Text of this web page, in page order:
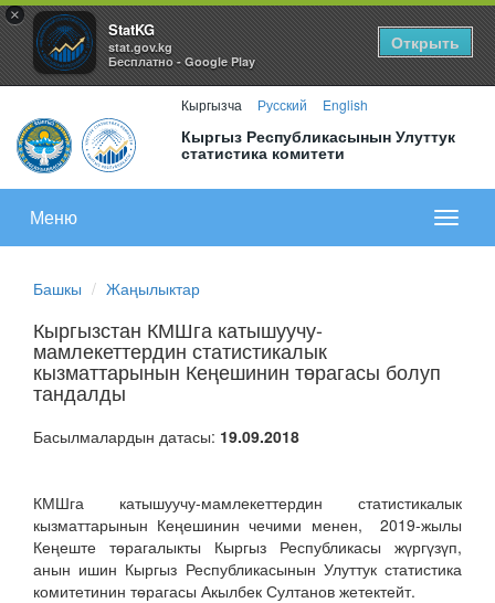
×
StatKG
stat.gov.kg
Бесплатно - Google Play
Открыть
Кыргызча Русский English
Кыргыз Республикасынын Улуттук
статистика комитети
меню
Меню
Башкы Жаңылыктар
Кыргызстан КМШга катышуучу-
мамлекеттердин статистикалык
кызматтарынын Кеңешинин төрагасы болуп
тандалды
Басылмалардын датасы: 19.09.2018
КМШга катышуучу-мамлекеттердин статистикалык
кызматтарынын Кеңешинин чечими менен, 2019-жылы
Кеңеште төрагалыкты Кыргыз Республикасы жүргүзүп,
анын ишин Кыргыз Республикасынын Улуттук статистика
комитетинин төрагасы Акылбек Султанов жетектейт.